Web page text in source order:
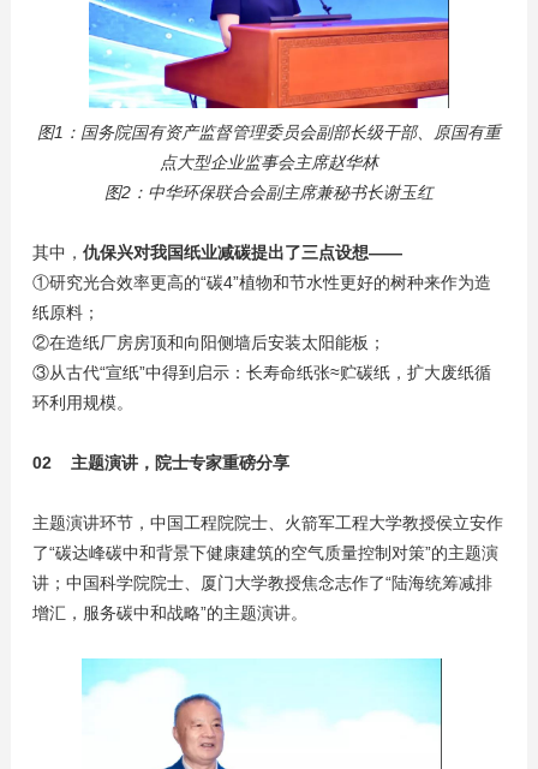
图1：国务院国有资产监督管理委员会副部长级干部、原国有重
点大型企业监事会主席赵华林
图2：中华环保联合会副主席兼秘书长谢玉红
其中， 仇保兴对我国纸业减碳提出了三点设想——
①研究光合效率更高的“碳4”植物和节水性更好的树种来作为造
纸原料；
②在造纸厂房房顶和向阳侧墙后安装太阳能板；
③从古代“宣纸”中得到启示：长寿命纸张≈贮碳纸，扩大废纸循
环利用规模。
02 主题演讲，院士专家重磅分享
主题演讲环节，中国工程院院士、火箭军工程大学教授侯立安作
了“碳达峰碳中和背景下健康建筑的空气质量控制对策”的主题演
讲；中国科学院院士、厦门大学教授焦念志作了“陆海统筹减排
增汇，服务碳中和战略”的主题演讲。